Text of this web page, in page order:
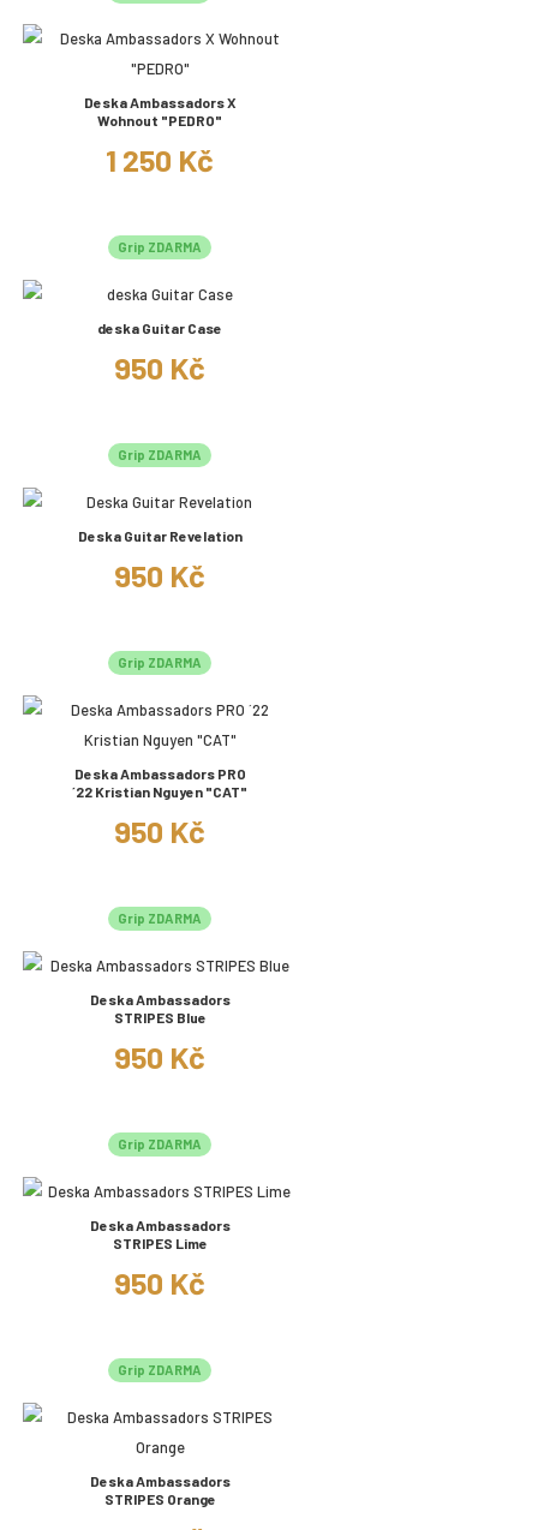
Deska Ambassadors X
Wohnout "PEDRO"
1 250 Kč
Grip ZDARMA
deska Guitar Case
950 Kč
Grip ZDARMA
Deska Guitar Revelation
950 Kč
Grip ZDARMA
Deska Ambassadors PRO
´22 Kristian Nguyen "CAT"
950 Kč
Grip ZDARMA
Deska Ambassadors
STRIPES Blue
950 Kč
Grip ZDARMA
Deska Ambassadors
STRIPES Lime
950 Kč
Grip ZDARMA
Deska Ambassadors
STRIPES Orange